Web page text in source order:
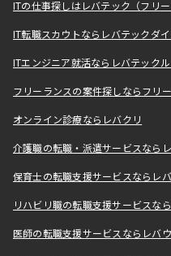
ITの仕事探しはレバテック（フリ
IT転職スカウトならレバテックダ
ITエンジニア就活ならレバテック
フリーランスの案件探しならフリ
オンライン診療ならレバクリ
介護職の転職・派遣サービスなら
保育士の転職支援サービスならレ
リハビリ職の転職支援サービスな
医師の転職支援サービスならレバ